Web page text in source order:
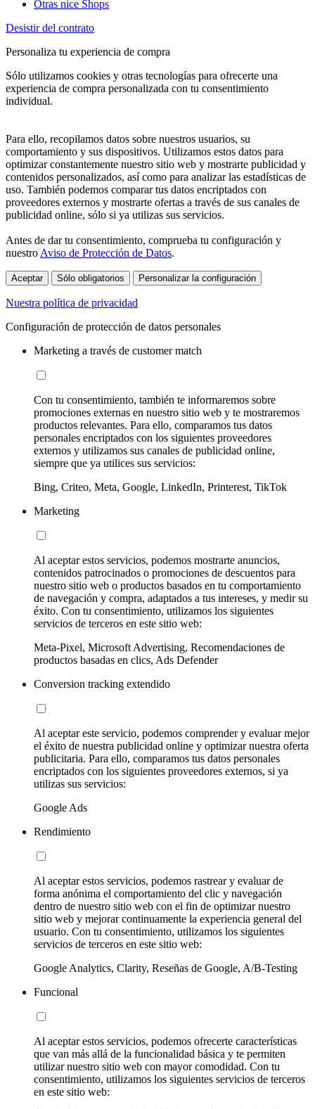
Otras nice Shops
Desistir del contrato
Personaliza tu experiencia de compra
Sólo utilizamos cookies y otras tecnologías para ofrecerte una
experiencia de compra personalizada con tu consentimiento
individual.
Para ello, recopilamos datos sobre nuestros usuarios, su
comportamiento y sus dispositivos. Utilizamos estos datos para
optimizar constantemente nuestro sitio web y mostrarte publicidad y
contenidos personalizados, así como para analizar las estadísticas de
uso. También podemos comparar tus datos encriptados con
proveedores externos y mostrarte ofertas a través de sus canales de
publicidad online, sólo si ya utilizas sus servicios.
Antes de dar tu consentimiento, comprueba tu configuración y
nuestro Aviso de Protección de Datos.
Aceptar Sólo obligatorios Personalizar la configuración
Nuestra política de privacidad
Configuración de protección de datos personales
Marketing a través de customer match
Con tu consentimiento, también te informaremos sobre
promociones externas en nuestro sitio web y te mostraremos
productos relevantes. Para ello, comparamos tus datos
personales encriptados con los siguientes proveedores
externos y utilizamos sus canales de publicidad online,
siempre que ya utilices sus servicios:
Bing, Criteo, Meta, Google, LinkedIn, Printerest, TikTok
Marketing
Al aceptar estos servicios, podemos mostrarte anuncios,
contenidos patrocinados o promociones de descuentos para
nuestro sitio web o productos basados en tu comportamiento
de navegación y compra, adaptados a tus intereses, y medir su
éxito. Con tu consentimiento, utilizamos los siguientes
servicios de terceros en este sitio web:
Meta-Pixel, Microsoft Advertising, Recomendaciones de
productos basadas en clics, Ads Defender
Conversion tracking extendido
Al aceptar este servicio, podemos comprender y evaluar mejor
el éxito de nuestra publicidad online y optimizar nuestra oferta
publicitaria. Para ello, comparamos tus datos personales
encriptados con los siguientes proveedores externos, si ya
utilizas sus servicios:
Google Ads
Rendimiento
Al aceptar estos servicios, podemos rastrear y evaluar de
forma anónima el comportamiento del clic y navegación
dentro de nuestro sitio web con el fin de optimizar nuestro
sitio web y mejorar continuamente la experiencia general del
usuario. Con tu consentimiento, utilizamos los siguientes
servicios de terceros en este sitio web:
Google Analytics, Clarity, Reseñas de Google, A/B-Testing
Funcional
Al aceptar estos servicios, podemos ofrecerte características
que van más allá de la funcionalidad básica y te permiten
utilizar nuestro sitio web con mayor comodidad. Con tu
consentimiento, utilizamos los siguientes servicios de terceros
en este sitio web: